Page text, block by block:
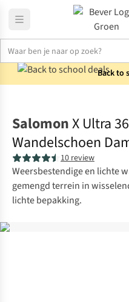
Back to
SalomonX Ultra
Wandelschoen
10 review
Weersbestendige en lichte
gemengd terrein in
lichte bepakking.